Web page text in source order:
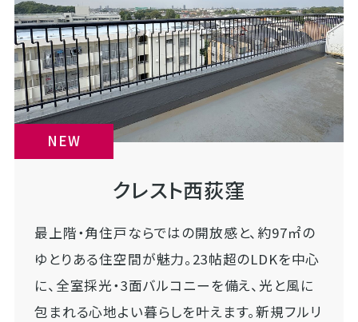
NEW
クレスト西荻窪
最上階・角住戸ならではの開放感と、約97㎡の
ゆとりある住空間が魅力。23帖超のLDKを中心
に、全室採光・3面バルコニーを備え、光と風に
包まれる心地よい暮らしを叶えます。新規フルリ